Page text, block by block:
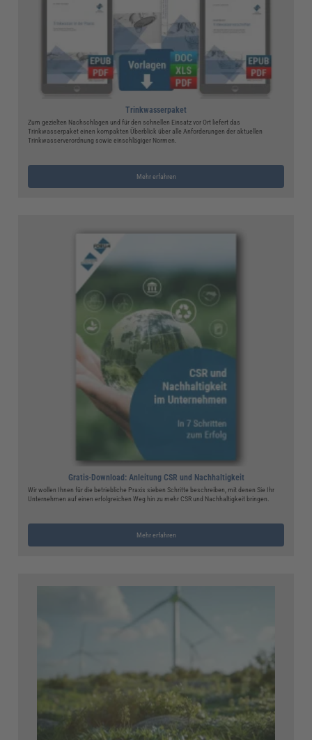
Trinkwasserpaket
Zum gezielten Nachschlagen und für den schnellen Einsatz vor Ort liefert das
Trinkwasserpaket einen kompakten Überblick über alle Anforderungen der aktuellen
Trinkwasserverordnung sowie einschlägiger Normen.
Mehr erfahren
Gratis-Download: Anleitung CSR und Nachhaltigkeit
Wir wollen Ihnen für die betriebliche Praxis sieben Schritte beschreiben, mit denen Sie Ihr
Unternehmen auf einen erfolgreichen Weg hin zu mehr CSR und Nachhaltigkeit bringen.
Mehr erfahren